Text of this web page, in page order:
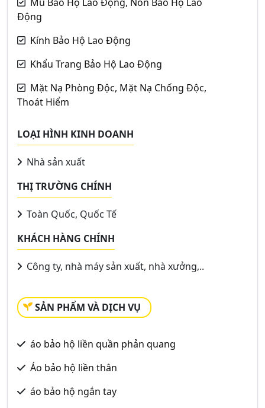
Động
Kính Bảo Hộ Lao Động
Khẩu Trang Bảo Hộ Lao Động
Mặt Nạ Phòng Độc, Mặt Nạ Chống Độc,
Thoát Hiểm
LOẠI HÌNH KINH DOANH
Nhà sản xuất
THỊ TRƯỜNG CHÍNH
Toàn Quốc, Quốc Tế
KHÁCH HÀNG CHÍNH
Công ty, nhà máy sản xuất, nhà xưởng,..
SẢN PHẨM VÀ DỊCH VỤ
áo bảo hộ liền quần phản quang
Áo bảo hộ liền thân
áo bảo hộ ngắn tay